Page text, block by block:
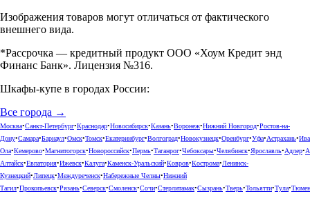
Изображения товаров могут отличаться от фактического
внешнего вида.
*Рассрочка — кредитный продукт ООО «Хоум Кредит энд
Финанс Банк». Лицензия №316.
Шкафы-купе в городах России:
Все города →
Москва•Санкт-Петербург•Краснодар•Новосибирск•Казань•Воронеж•Нижний Новгород•Ростов-на-
Дону•Самара•Барнаул•Омск•Томск•Екатеринбург•Волгоград•Новокузнецк•Оренбург•Уфа•Астрахань•
Ола•Кемерово•Магнитогорск•Новороссийск•Пермь•Таганрог•Чебоксары•Челябинск•Ярославль•Адлер•
Алтайск•Евпатория•Ижевск•Калуга•Каменск-Уральский•Ковров•Кострома•Ленинск-
Кузнецкий•Липецк•Междуреченск•Набережные Челны•Нижний
Тагил•Прокопьевск•Рязань•Северск•Смоленск•Сочи•Стерлитамак•Сызрань•Тверь•Тольятти•Тула•